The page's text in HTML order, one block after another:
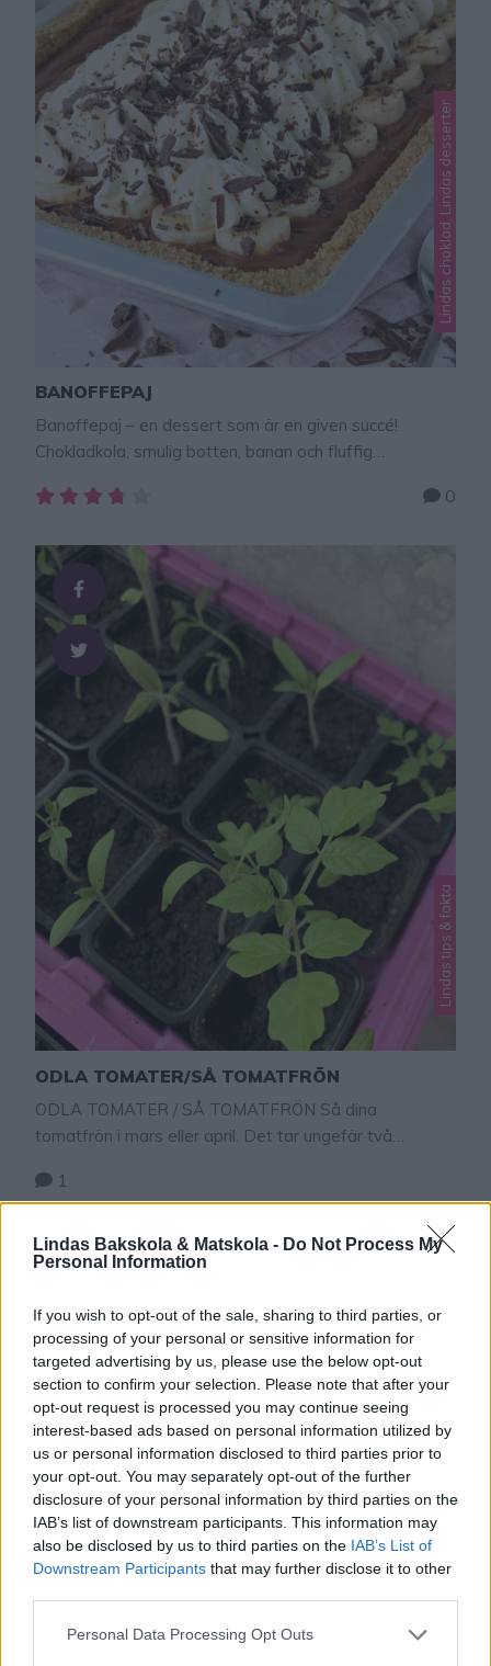
Lindas Bakskola & Matskola - Do Not Process My
Personal Information
If you wish to opt-out of the sale, sharing to third parties, or
processing of your personal or sensitive information for
targeted advertising by us, please use the below opt-out
section to confirm your selection. Please note that after your
opt-out request is processed you may continue seeing
interest-based ads based on personal information utilized by
us or personal information disclosed to third parties prior to
your opt-out. You may separately opt-out of the further
disclosure of your personal information by third parties on the
IAB’s list of downstream participants. This information may
also be disclosed by us to third parties on the IAB’s List of
Downstream Participants that may further disclose it to other
Personal Data Processing Opt Outs
Lindas choklad, Lindas desserter
BANOFFEPAJ
Banoffepaj – en dessert som är en given succé!
Chokladkola, smulig botten, banan och fluffig
Banoffepaj 14–16 portioner Botten1 paket
karamelliserad mjölk*, 397 g styck100 g mörk choklad3
bananer5 dl vispgrädde Garnering25 g mörk eller ljus
choklad eller 1 Daim, hackad GÖR …
0
Lindas tips & fakta
ODLA TOMATER/SÅ TOMATFRÖN
ODLA TOMATER / SÅ TOMATFRÖN Så dina
tomatfrön i mars eller april. Det tar ungefär två
utplantering av plantorna. Om du inte har tillräckligt
på dina plantor inomhus. Tomatplantor älskar ljus,
värme, näring och vatten! …
1